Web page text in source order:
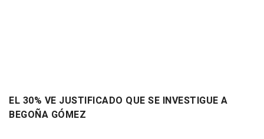
EL 30% VE JUSTIFICADO QUE SE INVESTIGUE A
BEGOÑA GÓMEZ